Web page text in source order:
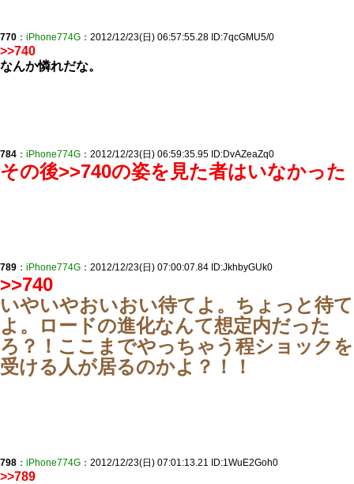
770 ： iPhone774G ：2012/12/23(日) 06:57:55.28 ID:7qcGMU5/0
>>740
なんか憐れだな。
784 ： iPhone774G ：2012/12/23(日) 06:59:35.95 ID:DvAZeaZq0
その後>>740の姿を見た者はいなかった
789 ： iPhone774G ：2012/12/23(日) 07:00:07.84 ID:JkhbyGUk0
>>740
いやいやおいおい待てよ。ちょっと待て
よ。ロードの進化なんて想定内だった
ろ？！ここまでやっちゃう程ショックを
受ける人が居るのかよ？！！
798 ： iPhone774G ：2012/12/23(日) 07:01:13.21 ID:1WuE2Goh0
>>789